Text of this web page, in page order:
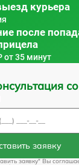
курьера
после
от 35 минут
со
заявку
заявку" Вы